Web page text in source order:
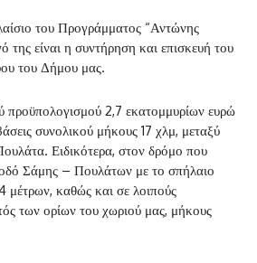
του Προγράμματος “Αντώνης
της είναι η συντήρηση και επισκευή του
του Δήμου μας.
προϋπολογισμού 2,7 εκατομμυρίων ευρώ
συνολικού μήκους 17 χλμ, μεταξύ
Ειδικότερα, στον δρόμο που
οδό Σάμης – Πουλάτων με το σπήλαιο
μέτρων, καθώς και σε λοιπούς
των ορίων του χωριού μας, μήκους